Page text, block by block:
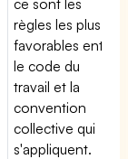
règles les plus
favorables entre
le code du
travail et la
convention
collective qui
s'appliquent.